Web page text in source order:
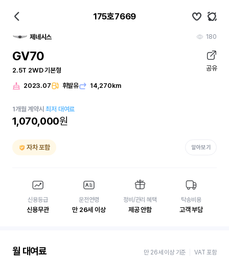
175호7669
제네시스 180
GV70
2.5T 2WD 기본형 공유
2023.07 휘발유 14,270km
1개월 계약시최저 대여료
1,070,000원
자차 포함 알아보기
신용등급
신용무관
운전연령
만 26세 이상
정비/관리 혜택
제공 안함
탁송비용
고객 부담
월 대여료 만 26세 이상 기준 VAT 포함